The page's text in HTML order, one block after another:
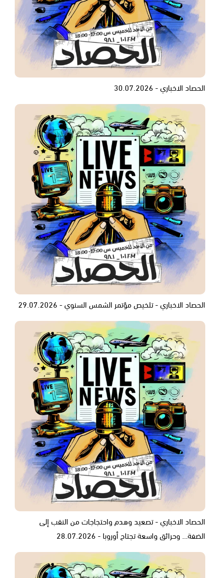
الحصاد الاخباري - 30.07.2026
الحصاد الاخباري - تلخيص مؤتمر الشمس السنوي - 29.07.2026
الحصاد الاخباري - تصعيد وهدم واحتجاجات من النقب إلى
الضفة… وحرائق واسعة تجتاح أوروبا - 28.07.2026